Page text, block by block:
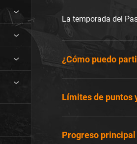
La temporada del
¿Cómo puedo
Límites de puntos
Progreso